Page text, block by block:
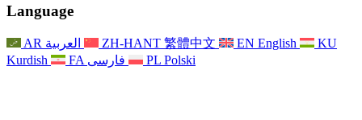
Proces przekazywania informacji zwrotnych przez rodzinę
Biuletyny informacyjne
Opt Out
Wsparcie psychologiczne dla rodzin
Aktualizacje dla rodzin
Zdarzenia
For Staff
Wsparcie dla personelu
For Families
Aktualizacje dla rodzin
Zdarzenia
Raport końcowy z niezależnego przeglądu
Pierwszy raport z niezależnego przeglądu
For Families
Aktualizacje
Nottingham
Rodzinna Służba Wsparcia Psychologicznego
Wsparcie w sytuacjach kryzysowych związanych ze
zdrowiem psychicznym
Usługi regionalne Nottingham
Language
AR العربية ZH-HANT 繁體中文 EN English
KU
Kurdish
FA فارسی PL Polski